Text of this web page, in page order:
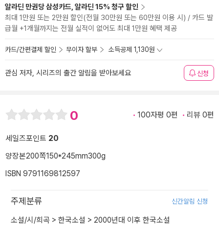
알라딘 만권당 삼성카드, 알라딘 15% 청구 할인
최대 1만원 또는 2만원 할인(전월 30만원 또는 60만원 이용 시) / 카드 발
급월 +1개월까지는 전월 실적이 없어도 최대 1만원 혜택 제공
카드/간편결제 할인 무이자 할부 소득공제 1,130원
관심 저자, 시리즈의 출간 알림을 받아보세요 신청
0 100자평 0편 리뷰 0편
세일즈포인트 20
양장본200쪽150*245mm300g
ISBN 9791169812597
주제분류 신간알림 신청
소설/시/희곡 > 한국소설 > 2000년대 이후 한국소설